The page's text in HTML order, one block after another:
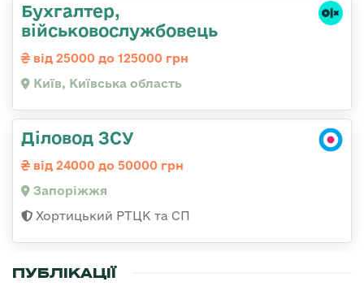
Бухгалтер,
військовослужбовець
від 25000 до 125000 грн
Київ, Київська область
Діловод ЗСУ
від 24000 до 50000 грн
Запоріжжя
Хортицький РТЦК та СП
ПУБЛІКАЦІЇ